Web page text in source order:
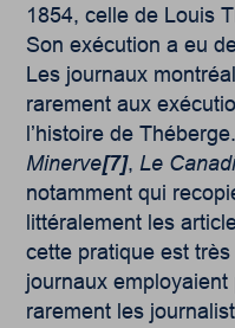
1854, celle de Louis
Son exécution a eu
Les journaux
rarement aux
l’histoire de
Minerve[7],Le
notamment qui
littéralement les
cette pratique est
journaux
rarement les